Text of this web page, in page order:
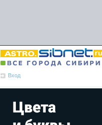
Вход